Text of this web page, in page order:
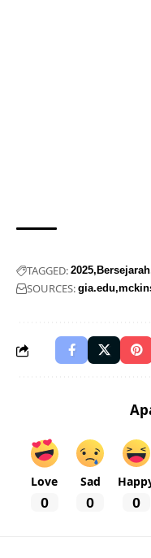
TAGGED: 2025 Bersejarah
SOURCES: gia.edu
Love
0
Sad
0 0